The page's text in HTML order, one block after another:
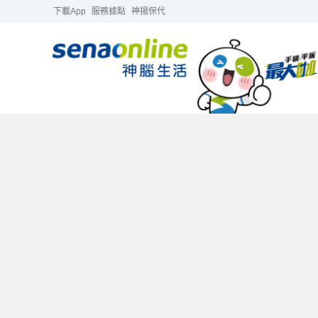
下載App 服務據點 神揚保代